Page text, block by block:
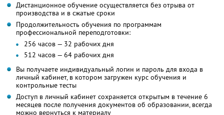
Дистанционное обучение осуществляется без отрыва от
производства и в сжатые сроки
Продолжительность обучения по программам
профессиональной переподготовки:
256 часов — 32 рабочих дня
512 часов — 64 рабочих дня
Вы получаете индивидуальный логин и пароль для входа в
личный кабинет, в котором загружен курс обучения и
контрольные тесты
Доступ в личный кабинет сохраняется открытым в течение 6
месяцев после получения документов об образовании, всегда
можно вернуться к материалу